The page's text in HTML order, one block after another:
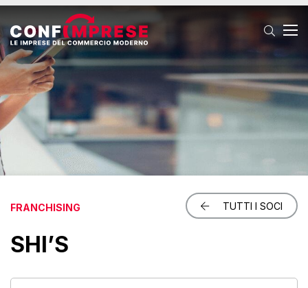
TUTTI I SOCI
FRANCHISING
SHI’S